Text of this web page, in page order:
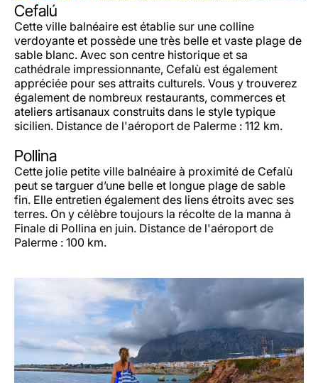
Cefalú
Cette ville balnéaire est établie sur une colline
verdoyante et possède une très belle et vaste plage de
sable blanc. Avec son centre historique et sa
cathédrale impressionnante, Cefalù est également
appréciée pour ses attraits culturels. Vous y trouverez
également de nombreux restaurants, commerces et
ateliers artisanaux construits dans le style typique
sicilien. Distance de l'aéroport de Palerme : 112 km.
Pollina
Cette jolie petite ville balnéaire à proximité de Cefalù
peut se targuer d’une belle et longue plage de sable
fin. Elle entretien également des liens étroits avec ses
terres. On y célèbre toujours la récolte de la manna à
Finale di Pollina en juin. Distance de l'aéroport de
Palerme : 100 km.